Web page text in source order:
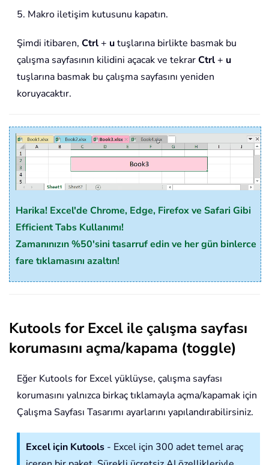
5. Makro iletişim kutusunu kapatın.
Şimdi itibaren, Ctrl+ utuşlarına birlikte basmak bu
çalışma sayfasının kilidini açacak ve tekrarCtrl+ u
tuşlarına basmak bu çalışma sayfasını yeniden
koruyacaktır.
Harika! Excel'de Chrome, Edge, Firefox ve Safari Gibi
Efficient Tabs Kullanımı!
Zamanınızın %50'sini tasarruf edin ve her gün binlerce
fare tıklamasını azaltın!
Kutools for Excel ile çalışma sayfası
korumasını açma/kapama (toggle)
Eğer Kutools for Excel yüklüyse, çalışma sayfası
korumasını yalnızca birkaç tıklamayla açma/kapamak için
Çalışma Sayfası Tasarımı ayarlarını yapılandırabilirsiniz.
Excel için Kutools - Excel için 300 adet temel araç